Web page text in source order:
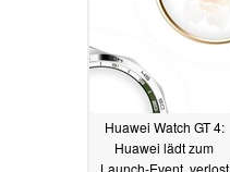
05.09.2023
Huawei Watch GT 4:
Huawei lädt zum
Launch-Event, verlost